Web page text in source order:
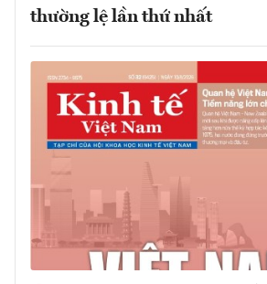
thường lệ lần thứ nhất